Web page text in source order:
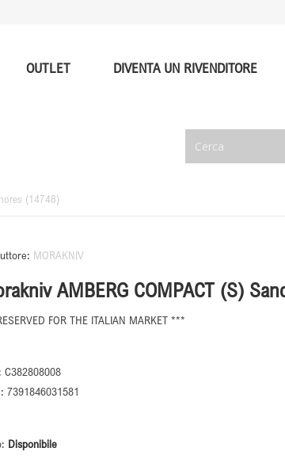
OUTLET DIVENTA UN RIVENDITORE
(14748)
MORAKNIV
AMBERG COMPACT (S)
FOR THE ITALIAN MARKET ***
C382808008
7391846031581
Disponibile